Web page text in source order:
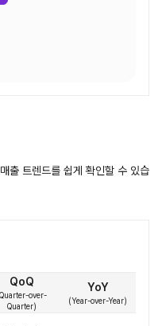
출 트렌드를 쉽게 확인할 수 있습
QoQ
Quarter-over-
Quarter)
YoY
(Year-over-Year)